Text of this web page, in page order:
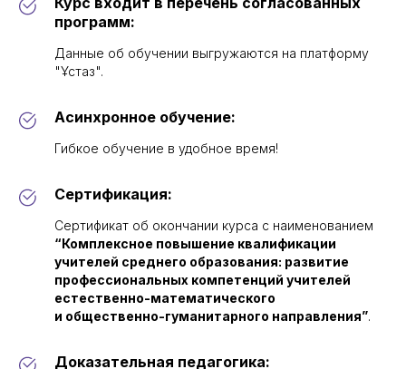
программ:
Данные об обучении выгружаются на платформу
"Ұстаз".
Асинхронное обучение:
Гибкое обучение в удобное время!
Сертификация:
Сертификат об окончании курса с наименованием
“Комплексное повышение квалификации
учителей среднего образования: развитие
профессиональных компетенций учителей
естественно-математического
и общественно-гуманитарного направления”.
Доказательная педагогика: